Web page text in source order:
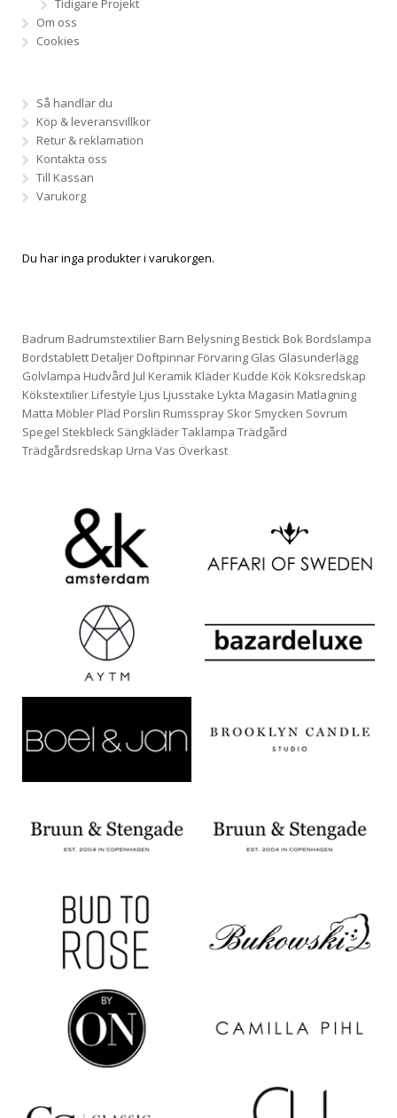
Tidigare Projekt
Om oss
Cookies
Så handlar du
Köp & leveransvillkor
Retur & reklamation
Kontakta oss
Till Kassan
Varukorg
Du har inga produkter i varukorgen.
Badrum Badrumstextilier Barn Belysning Bestick Bok Bordslampa
Bordstablett Detaljer Doftpinnar Förvaring Glas Glasunderlägg
Golvlampa Hudvård Jul Keramik Kläder Kudde Kök Köksredskap
Kökstextilier Lifestyle Ljus Ljusstake Lykta Magasin Matlagning
Matta Möbler Pläd Porslin Rumsspray Skor Smycken Sovrum
Spegel Stekbleck SängkläderTaklampa Trädgård
Trädgårdsredskap Urna Vas Överkast